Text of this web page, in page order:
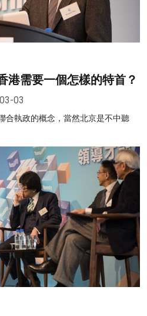
港需要一個怎樣的特首？
03
合執政的概念，當然北京是不中聽